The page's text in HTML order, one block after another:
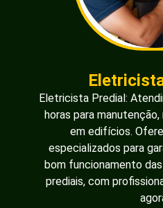
Eletricista Predial:
horas para
em edifícios.
especializados para
bom funcionamento
prediais, com